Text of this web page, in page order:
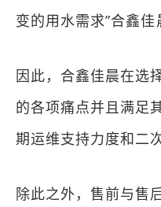
变的用水需求”合鑫佳
因此，合鑫佳晨在选
的各项痛点并且满足
期运维支持力度和二
除此之外，售前与售